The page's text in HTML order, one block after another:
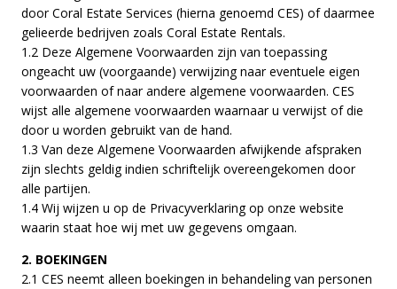
door Coral Estate Services (hierna genoemd CES) of daarmee
gelieerde bedrijven zoals Coral Estate Rentals.
1.2 Deze Algemene Voorwaarden zijn van toepassing
ongeacht uw (voorgaande) verwijzing naar eventuele eigen
voorwaarden of naar andere algemene voorwaarden. CES
wijst alle algemene voorwaarden waarnaar u verwijst of die
door u worden gebruikt van de hand.
1.3 Van deze Algemene Voorwaarden afwijkende afspraken
zijn slechts geldig indien schriftelijk overeengekomen door
alle partijen.
1.4 Wij wijzen u op de Privacyverklaring op onze website
waarin staat hoe wij met uw gegevens omgaan.
2. BOEKINGEN
2.1 CES neemt alleen boekingen in behandeling van personen